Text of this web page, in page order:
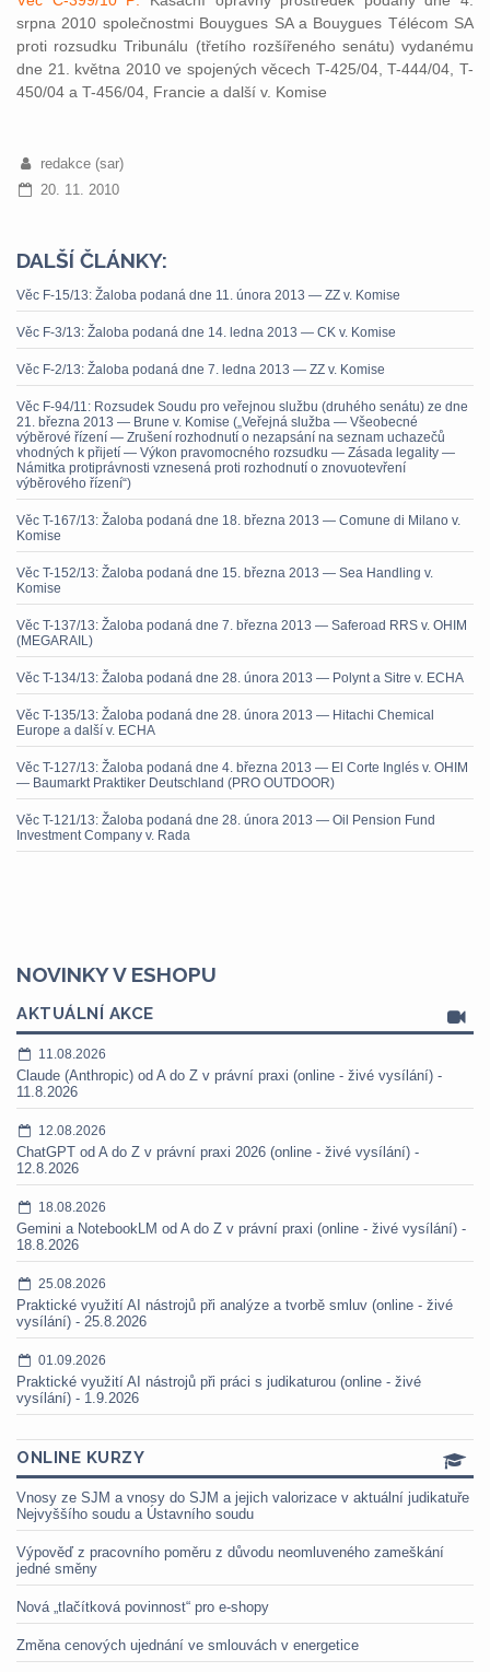
srpna 2010 společnostmi Bouygues SA a Bouygues Télécom SA
proti rozsudku Tribunálu (třetího rozšířeného senátu) vydanému
dne 21. května 2010 ve spojených věcech T-425/04, T-444/04, T-
450/04 a T-456/04, Francie a další v. Komise
redakce (sar)
20. 11. 2010
DALŠÍ ČLÁNKY:
Věc F-15/13: Žaloba podaná dne 11. února 2013 — ZZ v. Komise
Věc F-3/13: Žaloba podaná dne 14. ledna 2013 — CK v. Komise
Věc F-2/13: Žaloba podaná dne 7. ledna 2013 — ZZ v. Komise
Věc F-94/11: Rozsudek Soudu pro veřejnou službu (druhého senátu) ze dne
21. března 2013 — Brune v. Komise („Veřejná služba — Všeobecné
výběrové řízení — Zrušení rozhodnutí o nezapsání na seznam uchazečů
vhodných k přijetí — Výkon pravomocného rozsudku — Zásada legality —
Námitka protiprávnosti vznesená proti rozhodnutí o znovuotevření
výběrového řízení“)
Věc T-167/13: Žaloba podaná dne 18. března 2013 — Comune di Milano v.
Komise
Věc T-152/13: Žaloba podaná dne 15. března 2013 — Sea Handling v.
Komise
Věc T-137/13: Žaloba podaná dne 7. března 2013 — Saferoad RRS v. OHIM
(MEGARAIL)
Věc T-134/13: Žaloba podaná dne 28. února 2013 — Polynt a Sitre v. ECHA
Věc T-135/13: Žaloba podaná dne 28. února 2013 — Hitachi Chemical
Europe a další v. ECHA
Věc T-127/13: Žaloba podaná dne 4. března 2013 — El Corte Inglés v. OHIM
— Baumarkt Praktiker Deutschland (PRO OUTDOOR)
Věc T-121/13: Žaloba podaná dne 28. února 2013 — Oil Pension Fund
Investment Company v. Rada
NOVINKY V ESHOPU
AKTUÁLNÍ AKCE
11.08.2026
Claude (Anthropic) od A do Z v právní praxi (online - živé vysílání) -
11.8.2026
12.08.2026
ChatGPT od A do Z v právní praxi 2026 (online - živé vysílání) -
12.8.2026
18.08.2026
Gemini a NotebookLM od A do Z v právní praxi (online - živé vysílání) -
18.8.2026
25.08.2026
Praktické využití AI nástrojů při analýze a tvorbě smluv (online - živé
vysílání) - 25.8.2026
01.09.2026
Praktické využití AI nástrojů při práci s judikaturou (online - živé
vysílání) - 1.9.2026
ONLINE KURZY
Vnosy ze SJM a vnosy do SJM a jejich valorizace v aktuální judikatuře
Nejvyššího soudu a Ústavního soudu
Výpověď z pracovního poměru z důvodu neomluveného zameškání
jedné směny
Nová „tlačítková povinnost“ pro e-shopy
Změna cenových ujednání ve smlouvách v energetice